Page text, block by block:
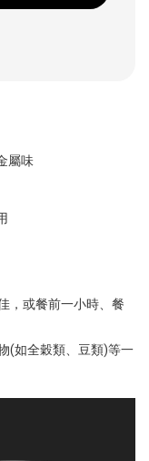
屬味
，或餐前一小時、餐
(如全穀類、豆類)等一